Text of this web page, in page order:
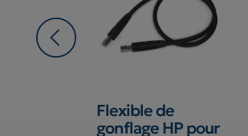
Flexible de
gonflage HP pour